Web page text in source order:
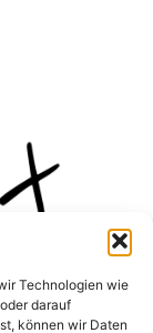
Technologien wie
darauf
können wir Daten